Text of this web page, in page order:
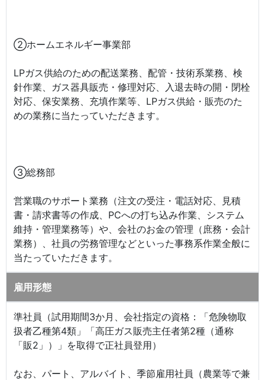
②ホームエネルギー事業部
LPガス供給のための配送業務、配管・技術系業務、検
針作業、ガス器具販売・修理対応、入退去時の開・閉栓
対応、保安業務、充填作業等、LPガス供給・販売のた
めの業務に当たっていただきます。
③総務部
営業職のサポート業務（注文の受注・電話対応、見積
書・請求書等の作成、PCへの打ち込み作業、システム
維持・管理業務等）や、会社のお金の管理（庶務・会計
業務）、社員の労務管理などといった事務系作業全般に
当たっていただきます。
雇用形態
準社員（試用期間3か月、会社指定の資格：「危険物取
扱者乙種第4類」「高圧ガス販売主任者第2種（通称
「販2」）」を取得で正社員登用）
なお、パート、アルバイト、季節雇用社員（農業等で兼